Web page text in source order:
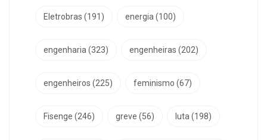
Eletrobras (191) energia (100)
engenharia (323) engenheiras (202)
engenheiros (225) feminismo (67)
Fisenge (246) greve (56) luta (198)